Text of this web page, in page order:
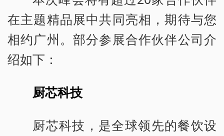
在主题精品展中共同亮相，期待与您
相约广州。部分参展合作伙伴公司介
绍如下：
厨芯科技
厨芯科技，是全球领先的餐饮设